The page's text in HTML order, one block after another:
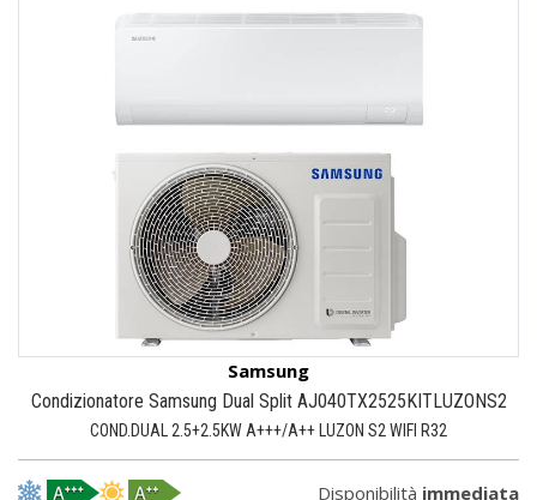
Samsung
Condizionatore Samsung Dual Split AJ040TX2525KITLUZONS2
COND.DUAL 2.5+2.5KW A+++/A++ LUZON S2 WIFI R32
Disponibilità immediata